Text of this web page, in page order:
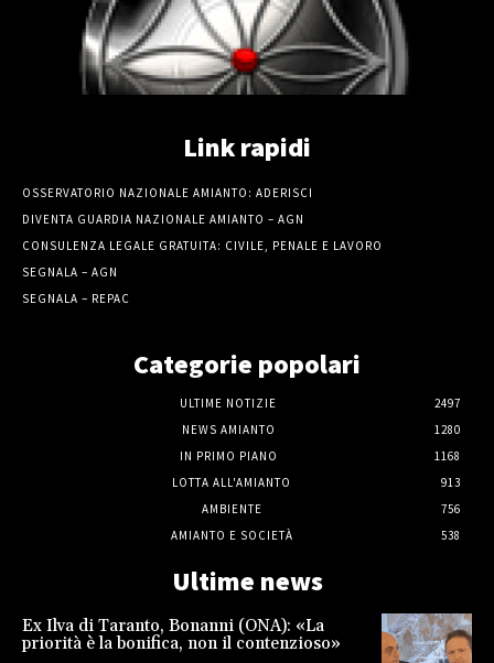
Link rapidi
OSSERVATORIO NAZIONALE AMIANTO: ADERISCI
DIVENTA GUARDIA NAZIONALE AMIANTO – AGN
CONSULENZA LEGALE GRATUITA: CIVILE, PENALE E LAVORO
SEGNALA – AGN
SEGNALA – REPAC
Categorie popolari
ULTIME NOTIZIE
2497
NEWS AMIANTO
1280
IN PRIMO PIANO
1168
LOTTA ALL'AMIANTO
913
AMBIENTE
756
AMIANTO E SOCIETÀ
538
Ultime news
Ex Ilva di Taranto, Bonanni (ONA): «La
priorità è la bonifica, non il contenzioso»